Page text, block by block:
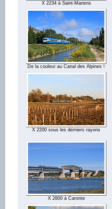
X 2234 à Saint-Mariens
De la couleur au Canal des Alpines !
X 2200 sous les derniers rayons
X 2800 à Caronte